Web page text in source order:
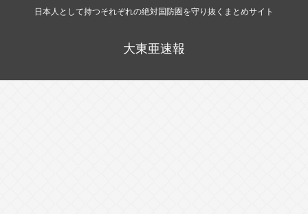
日本人として持つそれぞれの絶対国防圏を守り抜くまとめサイト
大東亜速報